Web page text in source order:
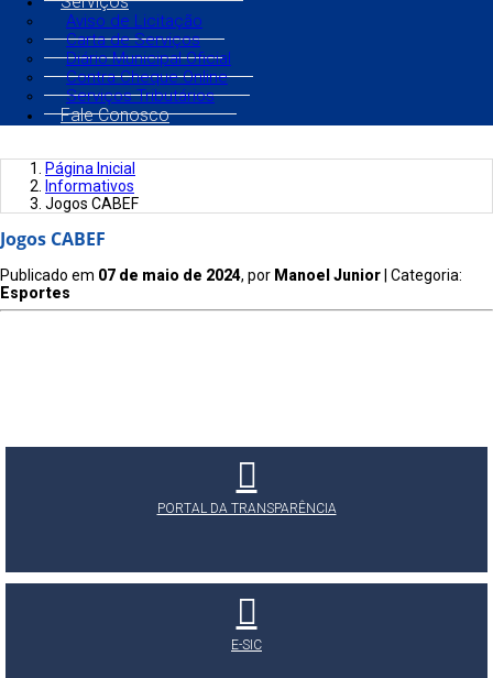
Aviso de Licitação
Carta de Serviços
Diário Municipal Oficial
Contra Cheque Online
Serviços Tributários
Fale Conosco
Página Inicial
Informativos
Jogos CABEF
Jogos CABEF
Publicado em 07 de maio de 2024, por Manoel Junior | Categoria:
Esportes
PORTAL DA TRANSPARÊNCIA
E-SIC